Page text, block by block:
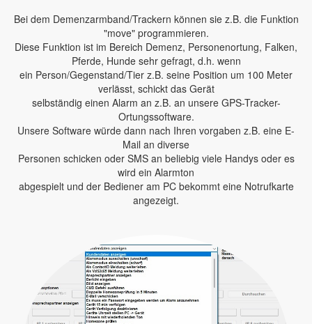
Bei dem Demenzarmband/Trackern können sie z.B. die Funktion
"move" programmieren.
Diese Funktion ist im Bereich Demenz, Personenortung, Falken,
Pferde, Hunde sehr gefragt, d.h. wenn
ein Person/Gegenstand/Tier z.B. seine Position um 100 Meter
verlässt, schickt das Gerät
selbständig einen Alarm an z.B. an unsere GPS-Tracker-
Ortungssoftware.
Unsere Software würde dann nach Ihren vorgaben z.B. eine E-
Mail an diverse
Personen schicken oder SMS an beliebig viele Handys oder es
wird ein Alarmton
abgespielt und der Bediener am PC bekommt eine Notrufkarte
angezeigt.